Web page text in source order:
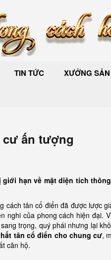
TIN TỨC XƯỞNG
ấn tượng
hạn về mặt diện tích
cách tân cổ điển đã được lược
nghi của phong cách hiện đại.
trọng, quý phái nhưng lại
tân cổ điển cho chung cư,
căn hộ.